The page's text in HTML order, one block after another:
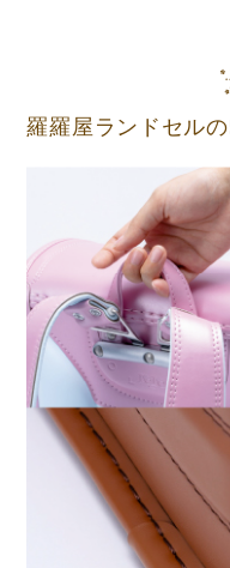
羅羅屋ランドセル